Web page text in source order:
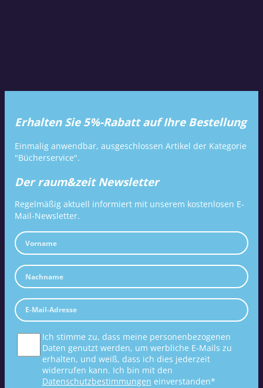
Erhalten Sie 5%-Rabatt auf Ihre Bestellung
Einmalig anwendbar, ausgeschlossen Artikel der Kategorie
"Bücherservice".
Der raum&zeit Newsletter
Regelmäßig aktuell informiert mit unserem kostenlosen E-
Mail-Newsletter.
Ich stimme zu, dass meine personenbezogenen
Daten genutzt werden, um werbliche E-Mails zu
erhalten, und weiß, dass ich dies jederzeit
widerrufen kann. Ich bin mit den
Datenschutzbestimmungen einverstanden*